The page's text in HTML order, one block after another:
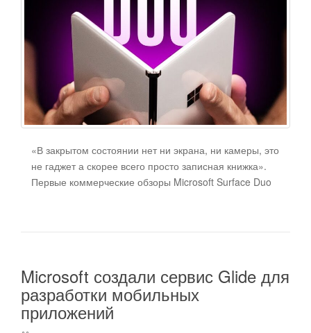
«В закрытом состоянии нет ни экрана, ни камеры, это
не гаджет а скорее всего просто записная книжка».
Первые коммерческие обзоры Microsoft Surface Duo
Microsoft создали сервис Glide для
разработки мобильных
приложений